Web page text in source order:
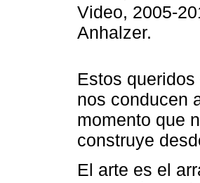
Video, 2005-
Anhalzer.
Estos
nos conducen
momento que
construye
El arte es el